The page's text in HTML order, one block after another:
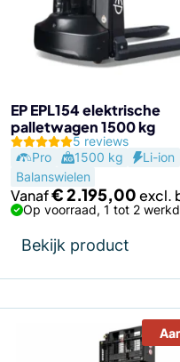
EP EPL154 elektrische
palletwagen 1500 kg
5 reviews
Pro
1500 kg
Li-ion
Balanswielen
Vanaf€2.195,00
Op voorraad, 1 tot 2
Bekijk product
gekozen
worden
de
productpagina